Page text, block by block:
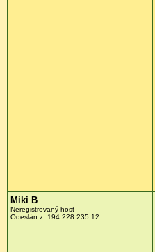
Miki B
Neregistrovaný host
Odeslán z: 194.228.235.12